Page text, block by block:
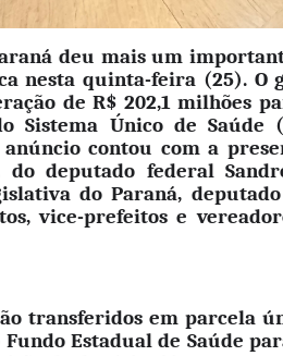
deu mais um
nesta quinta-feira (25). O
de R$ 202,1 milhões
Sistema Único de Saúde
anúncio contou com a
do deputado federal
do Paraná,
vice-prefeitos e
transferidos em parcela
Estadual de Saúde